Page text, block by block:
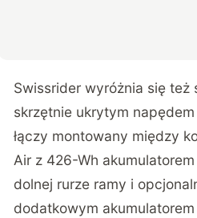
Swissrider wyróżnia się też
skrzętnie ukrytym
łączy montowany między
Air z 426-Wh
dolnej rurze ramy i
dodatkowym